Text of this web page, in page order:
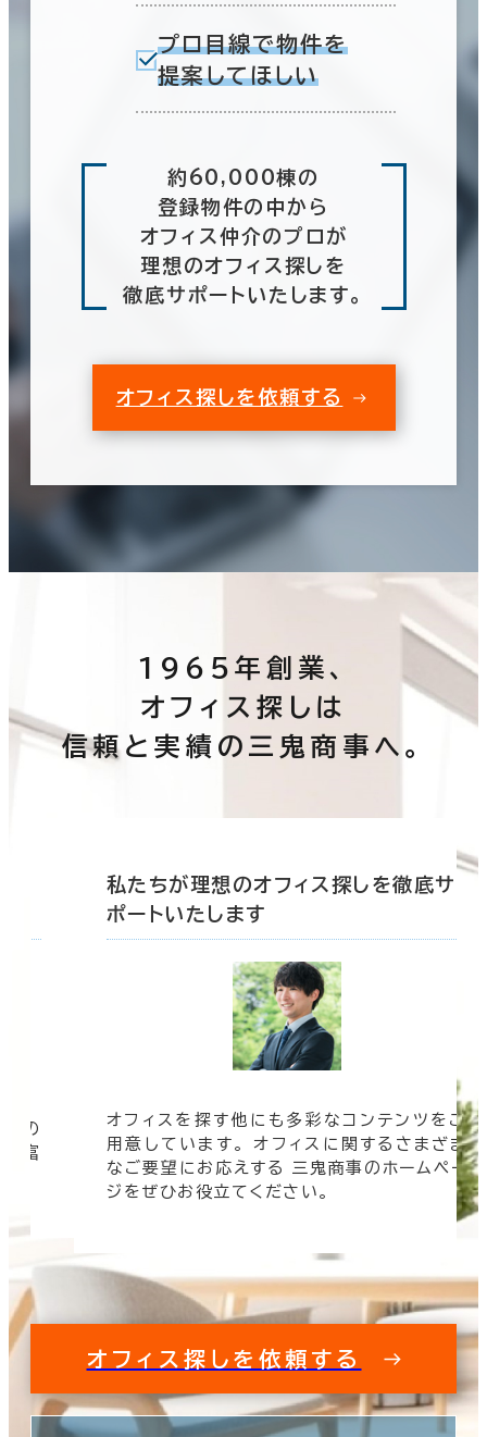
プロ目線で物件を
提案してほしい
約60,000棟の
登録物件の中から
オフィス仲介のプロが
理想のオフィス探しを
徹底サポートいたします。
オフィス探しを依頼する
1965年創業、
オフィス探しは
信頼と実績の三鬼商事へ。
の
豊富
私たちが理想のオフィス探しを徹底サ
ポートいたします
オフィスを探す他にも多彩なコンテンツをご
用意しています。 オフィスに関するさまざま
なご要望にお応えする 三鬼商事のホームペー
ジをぜひお役立てください。
オフィス探しを依頼する